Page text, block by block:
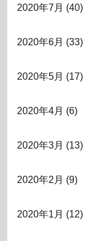
2020年7月 (40)
2020年6月 (33)
2020年5月 (17)
2020年4月 (6)
2020年3月 (13)
2020年2月 (9)
2020年1月 (12)